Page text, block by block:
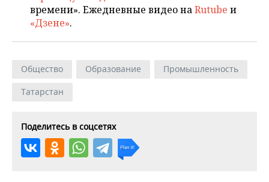
времени». Ежедневные видео наRutube и
«Дзене».
Общество Образование
Промышленность
Татарстан
Поделитесь в соцсетях